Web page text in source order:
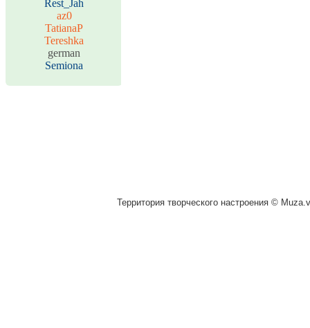
Rest_Jah
az0
TatianaP
Tereshka
german
Semiona
Территория творческого настроения ©